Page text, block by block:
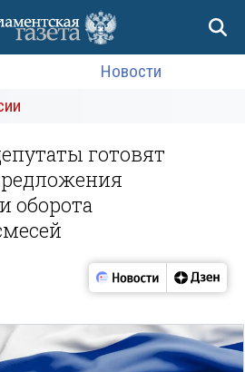
Новости
готовят
оборота